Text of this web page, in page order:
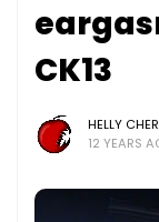
CK13
HELLY
12 YEARS